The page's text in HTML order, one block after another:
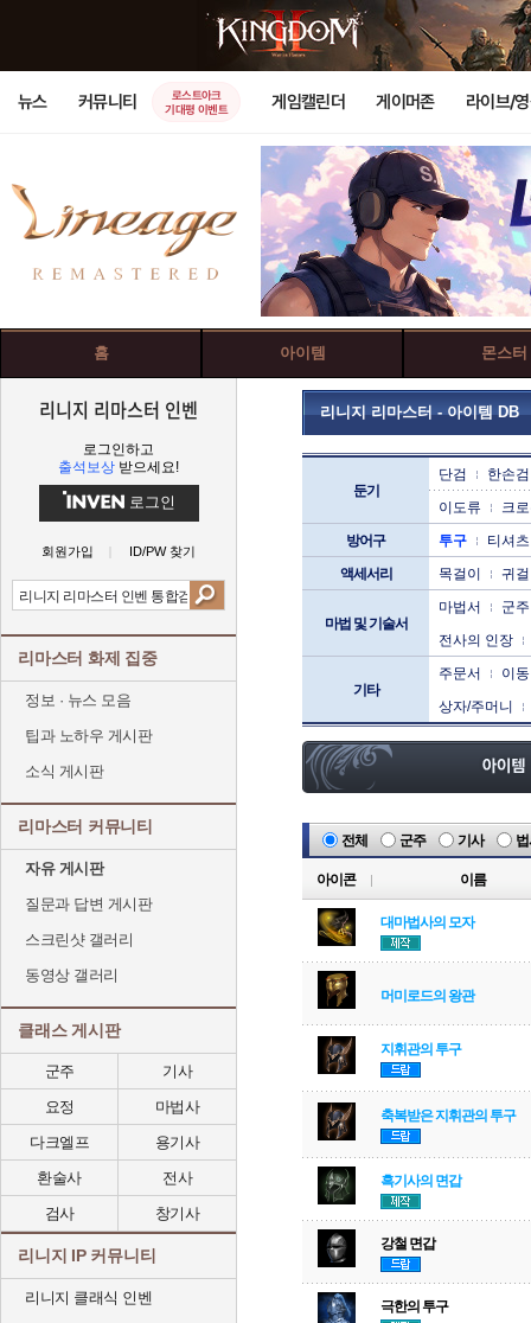
뉴스 커뮤니티
로스트아크
기대평 이벤트
게임캘린더 게이머존 라이브/
홈 아이템 몬스터
리니지 리마스터 인벤
로그인하고
출석보상 받으세요!
로그인
회원가입 ID/PW 찾기
리마스터 화제 집중
정보 · 뉴스 모음
팁과 노하우 게시판
소식 게시판
리마스터 커뮤니티
자유 게시판
질문과 답변 게시판
스크린샷 갤러리
동영상 갤러리
클래스 게시판
군주
기사
요정
마법사
다크엘프
용기사
환술사
전사
검사
창기사
리니지 IP 커뮤니티
리니지 클래식 인벤
리니지 리마스터 - 아이템 DB
둔기
단검
한손검
이도류
크
방어구
투구
티셔츠
액세서리
목걸이 귀
마법 및 기술서
마법서
군
전사의 인장
기타
주문서
이
상자/주머니
전체 군주 기사
아이콘 이름
대마법사의 모자
머미로드의 왕관
지휘관의 투구
축복받은 지휘관의 투구
흑기사의 면갑
강철 면갑
극한의 투구